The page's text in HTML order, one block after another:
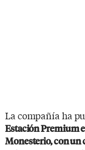
La compañía ha
Estación Premium
Monesterio, con un